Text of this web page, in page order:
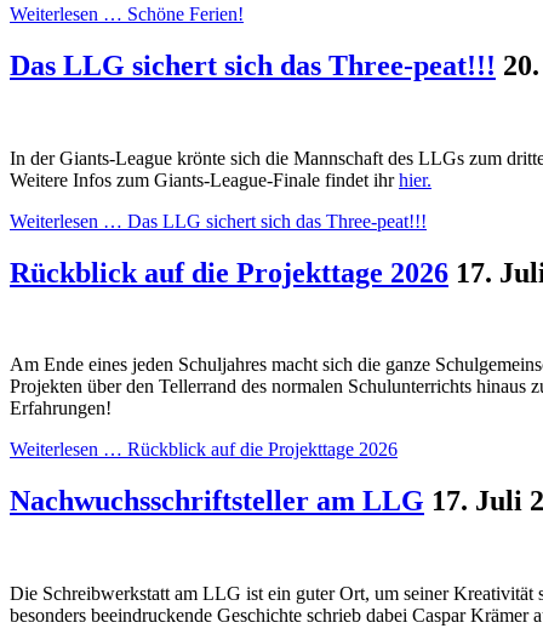
Weiterlesen … Schöne Ferien!
Das LLG sichert sich das Three-peat!!!
In der Giants-League krönte sich die Mannschaft des LLGs zum
Weitere Infos zum Giants-League-Finale findet ihrhier.
Weiterlesen … Das LLG sichert sich das Three-peat!!!
Rückblick auf die Projekttage 2026 17.
Am Ende eines jeden Schuljahres macht sich die ganze
Projekten über den Tellerrand des normalen Schulunterrichts hinaus
Erfahrungen!
Weiterlesen … Rückblick auf die Projekttage 2026
Nachwuchsschriftsteller am LLG 17. Juli
Die Schreibwerkstatt am LLG ist ein guter Ort, um seiner Kreativität
besonders beeindruckende Geschichte schrieb dabei Caspar Krämer